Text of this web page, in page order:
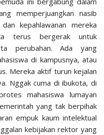
memperjuangkan nasib
kepahlawanan mereka
terus bergerak untuk
perubahan. Ada yang
di kampusnya, atau
Mereka aktif turun kejalan
Nggak cuma di ibukota, di
mahasiswa lumayan
yang tak berpihak
empuk kaum intelektual
kebijakan rektor yang